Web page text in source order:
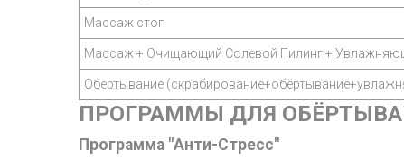
Массаж стоп
Массаж + Очищающий Солевой Пилинг +
Обертывание
ПРОГРАММЫ ДЛЯ
Программа "Анти-Стресс"